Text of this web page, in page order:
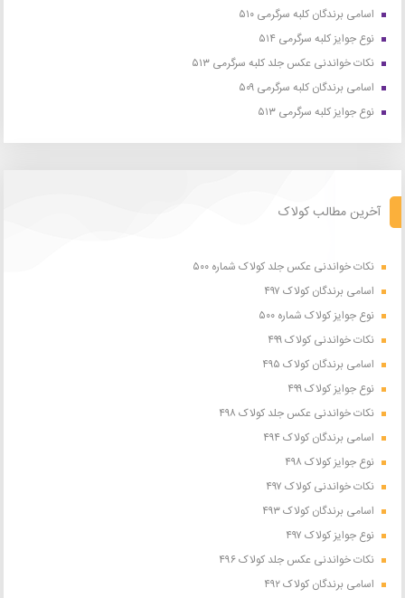
اسامی برندگان کلبه سرگرمی ۵۱۰
نوع جوایز کلبه سرگرمی ۵۱۴
نکات خواندنی عکس جلد کلبه سرگرمی ۵۱۳
اسامی برندگان کلبه سرگرمی ۵۰۹
نوع جوایز کلبه سرگرمی ۵۱۳
آخرین مطالب کولاک
نکات خواندنی عکس جلد کولاک شماره ۵۰۰
اسامی برندگان کولاک ۴۹۷
نوع جوایز کولاک شماره ۵۰۰
نکات خواندنی کولاک ۴۹۹
اسامی برندگان کولاک ۴۹۵
نوع جوایز کولاک ۴۹۹
نکات خواندنی عکس جلد کولاک ۴۹۸
اسامی برندگان کولاک ۴۹۴
نوع جوایز کولاک ۴۹۸
نکات خواندنی کولاک ۴۹۷
اسامی برندگان کولاک ۴۹۳
نوع جوایز کولاک ۴۹۷
نکات خواندنی عکس جلد کولاک ۴۹۶
اسامی برندگان کولاک ۴۹۲